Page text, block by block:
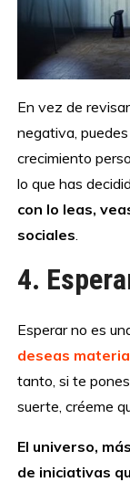
En vez de
negativa,
crecimiento
lo que has
con lo leas,
sociales
4.
Esperar no es
deseas
tanto, si te
suerte, créeme
El universo,
de iniciativas